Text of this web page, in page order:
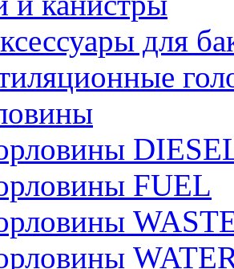
для
FUEL